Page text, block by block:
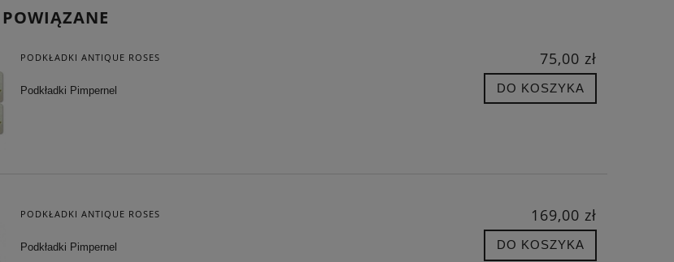
PODKŁADKI ANTIQUE ROSES
Podkładki Pimpernel
75,00 zł
DO KOSZYKA
PODKŁADKI ANTIQUE ROSES
Podkładki Pimpernel
169,00 zł
DO KOSZYKA